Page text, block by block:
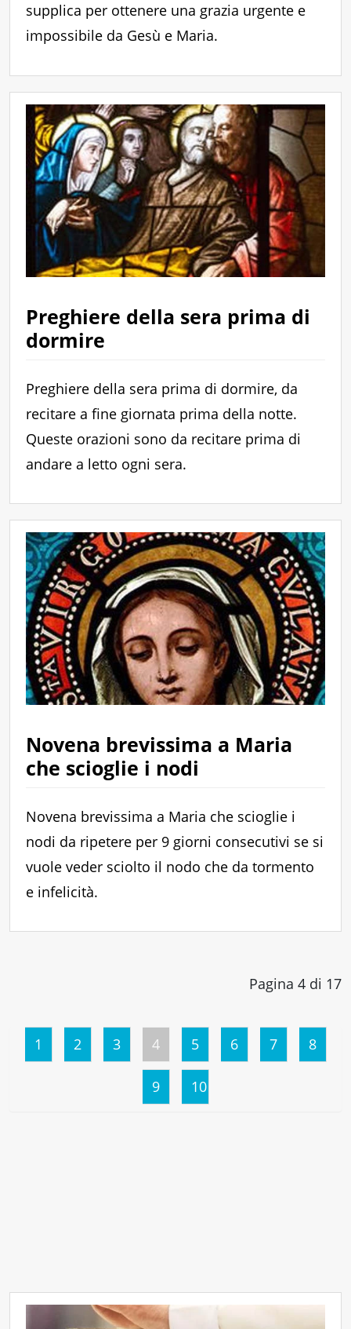
supplica per ottenere una grazia urgente e
impossibile da Gesù e Maria.
Preghiere della sera prima di
dormire
Preghiere della sera prima di dormire, da
recitare a fine giornata prima della notte.
Queste orazioni sono da recitare prima di
andare a letto ogni sera.
Novena brevissima a Maria
che scioglie i nodi
Novena brevissima a Maria che scioglie i
nodi da ripetere per 9 giorni consecutivi se si
vuole veder sciolto il nodo che da tormento
e infelicità.
Pagina 4 di 17
1 2 3 4 5 6 7 8
9 10